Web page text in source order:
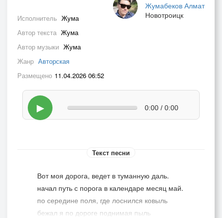
Жумабеков Алмат
Новотроицк
Исполнитель Жума
Автор текста Жума
Автор музыки Жума
Жанр Авторская
Размещено 11.04.2026 06:52
▶ 0:00 / 0:00
Текст песни
Вот моя дорога, ведет в туманную даль.
начал путь с порога в календаре месяц май.
по середине поля, где лоснился ковыль
бежал я по дороге поднимая пыль